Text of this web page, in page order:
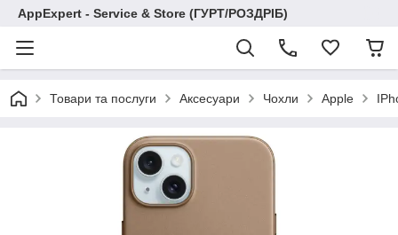
AppExpert - Service & Store (ГУРТ/РОЗДРІБ)
Товари та послуги Аксесуари Чохли Apple